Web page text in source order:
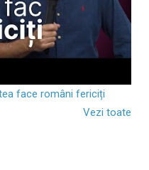
face români fericiți
Vezi toate